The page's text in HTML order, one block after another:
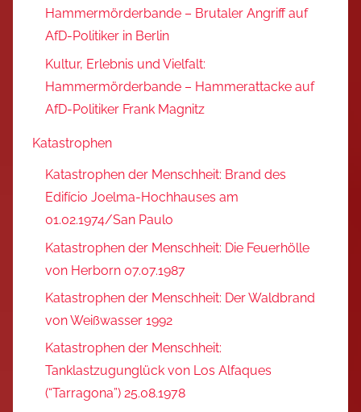
Hammermörderbande – Brutaler Angriff auf
AfD-Politiker in Berlin
Kultur, Erlebnis und Vielfalt:
Hammermörderbande – Hammerattacke auf
AfD-Politiker Frank Magnitz
Katastrophen
Katastrophen der Menschheit: Brand des
Edifício Joelma-Hochhauses am
01.02.1974/San Paulo
Katastrophen der Menschheit: Die Feuerhölle
von Herborn 07.07.1987
Katastrophen der Menschheit: Der Waldbrand
von Weißwasser 1992
Katastrophen der Menschheit:
Tanklastzugunglück von Los Alfaques
(“Tarragona”) 25.08.1978